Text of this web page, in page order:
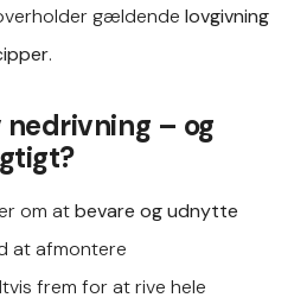
gældende lovgivning
.
– og
om atbevare og udnytte
at afmontere
frem for at rive hele